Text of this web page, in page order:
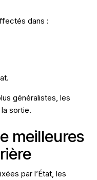
dans :
généralistes, les
sortie.
meilleures
par l’État, les